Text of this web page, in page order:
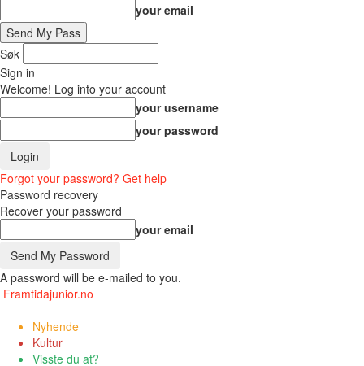
your email
Søk
Sign in
Welcome! Log into your account
your username
your password
Forgot your password? Get help
Password recovery
Recover your password
your email
A password will be e-mailed to you.
Framtidajunior.no
Nyhende
Kultur
Visste du at?